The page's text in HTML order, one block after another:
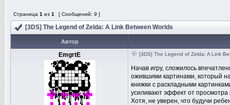
Страница 1 из 1 [ Сообщений: 9 ]
[3DS] The Legend of Zelda: A Link Between Worlds
Автор
EmgrtE [3DS] The Legend of Zelda: A Link
Начав игру, сложилось
ожившими картинами, который
книжки с раскладными
усиливают эффект от просмотра
Хотя, не уверен, что будучи